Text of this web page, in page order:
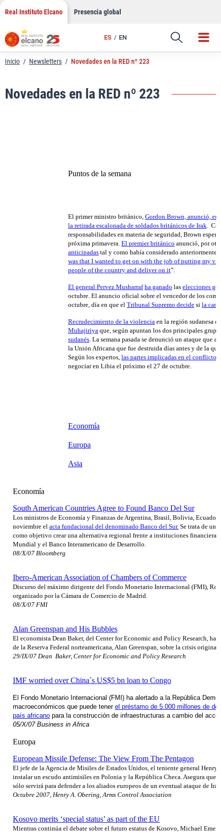
Saltar
contenido
Real Instituto Elcano Presencia global
ES EN
Enlace
Inicio / Newsletters / Novedades en la RED nº 223
Novedades en la RED nº 223